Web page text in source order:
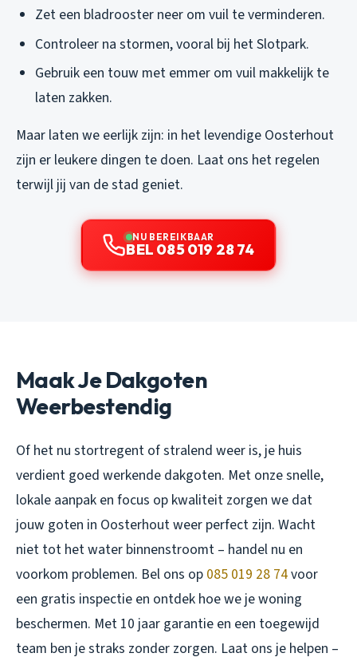
Zet een bladrooster neer om vuil te verminderen.
Controleer na stormen, vooral bij het Slotpark.
Gebruik een touw met emmer om vuil makkelijk te
laten zakken.
Maar laten we eerlijk zijn: in het levendige Oosterhout
zijn er leukere dingen te doen. Laat ons het regelen
terwijl jij van de stad geniet.
NU BEREIKBAAR
BEL 085 019 28 74
Maak Je Dakgoten
Weerbestendig
Of het nu stortregent of stralend weer is, je huis
verdient goed werkende dakgoten. Met onze snelle,
lokale aanpak en focus op kwaliteit zorgen we dat
jouw goten in Oosterhout weer perfect zijn. Wacht
niet tot het water binnenstroomt – handel nu en
voorkom problemen. Bel ons op 085 019 28 74voor
een gratis inspectie en ontdek hoe we je woning
beschermen. Met 10 jaar garantie en een toegewijd
team ben je straks zonder zorgen. Laat ons je helpen –